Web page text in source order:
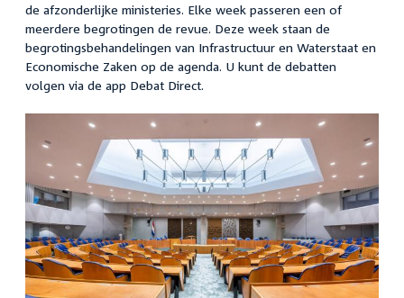
de afzonderlijke ministeries. Elke week passeren een of
meerdere begrotingen de revue. Deze week staan de
begrotingsbehandelingen van Infrastructuur en Waterstaat en
Economische Zaken op de agenda. U kunt de debatten
volgen via de app Debat Direct.